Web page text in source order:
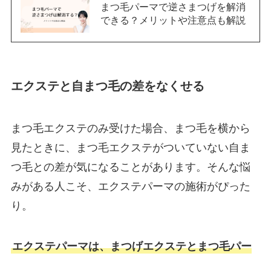
まつ毛パーマで逆さまつげを解消
できる？メリットや注意点も解説
エクステと自まつ毛の差をなくせる
まつ毛エクステのみ受けた場合、まつ毛を横から
見たときに、まつ毛エクステがついていない自ま
つ毛との差が気になることがあります。そんな悩
みがある人こそ、エクステパーマの施術がぴった
り。
エクステパーマは、まつげエクステとまつ毛パー